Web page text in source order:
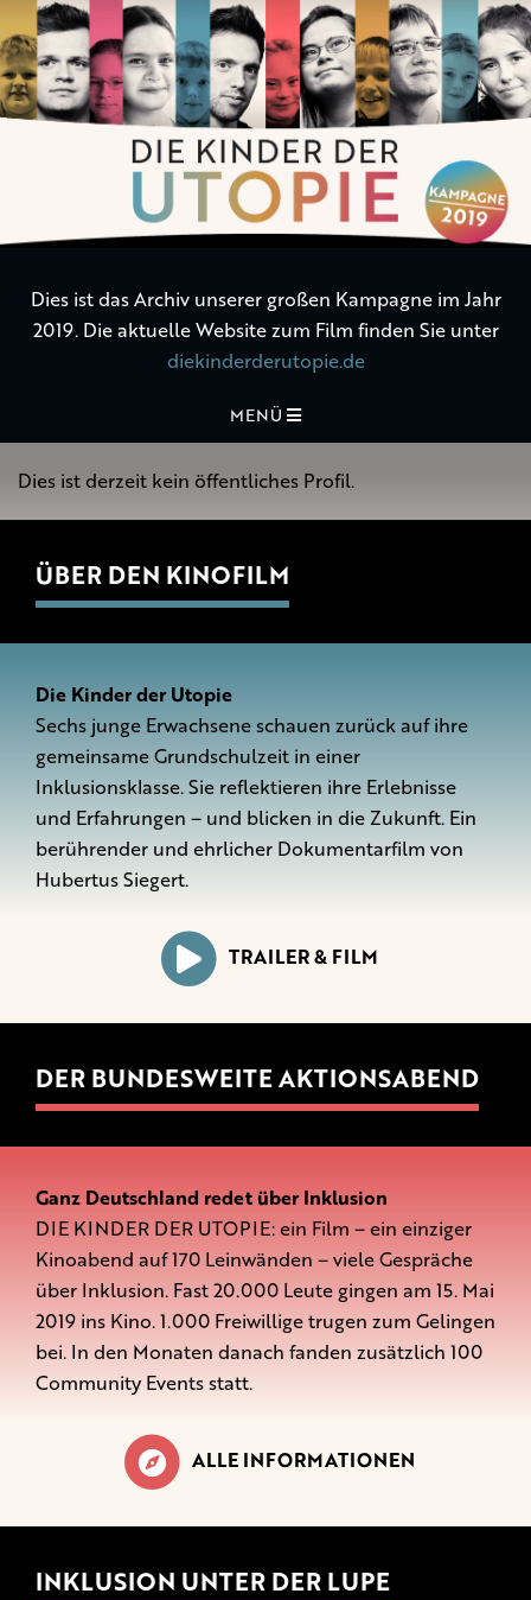
Die
Kinder
der
Dies ist das Archiv unserer großen Kampagne im Jahr
2019. Die aktuelle Website zum Film finden Sie unter
diekinderderutopie.de
MENÜ
Dies ist derzeit kein öffentliches Profil.
ÜBER DEN KINOFILM
Die Kinder der Utopie
Sechs junge Erwachsene schauen zurück auf ihre
gemeinsame Grundschulzeit in einer
Inklusionsklasse. Sie reflektieren ihre Erlebnisse
und Erfahrungen – und blicken in die Zukunft. Ein
berührender und ehrlicher Dokumentarfilm von
Hubertus Siegert.
TRAILER & FILM
DER BUNDESWEITE AKTIONSABEND
Ganz Deutschland redet über Inklusion
DIE KINDER DER UTOPIE: ein Film – ein einziger
Kinoabend auf 170 Leinwänden – viele Gespräche
über Inklusion. Fast 20.000 Leute gingen am 15. Mai
2019 ins Kino. 1.000 Freiwillige trugen zum Gelingen
bei. In den Monaten danach fanden zusätzlich 100
Community Events statt.
ALLE INFORMATIONEN
INKLUSION UNTER DER LUPE